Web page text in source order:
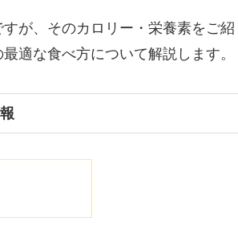
が、そのカロリー・栄養素をご紹
適な食べ方について解説します。